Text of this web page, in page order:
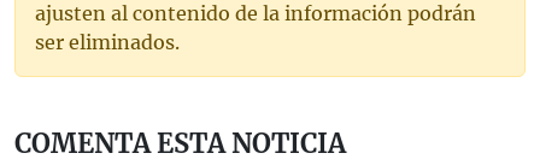
ajusten al contenido de la información podrán
ser eliminados.
COMENTA ESTA NOTICIA